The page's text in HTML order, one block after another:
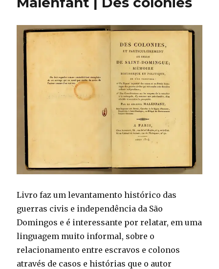
Livro faz um levantamento histórico das
guerras civis e independência da São
Domingos e é interessante por relatar, em uma
linguagem muito informal, sobre o
relacionamento entre escravos e colonos
através de casos e histórias que o autor